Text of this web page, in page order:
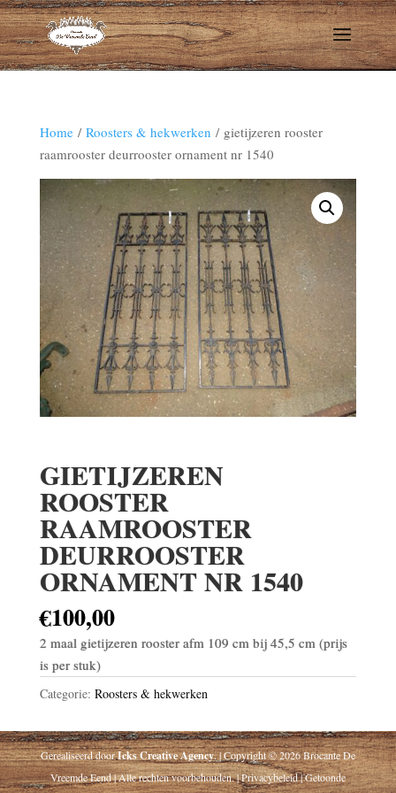
Home/ Roosters & hekwerken / gietijzeren rooster
raamrooster deurrooster ornament nr 1540
GIETIJZEREN
ROOSTER
RAAMROOSTER
DEURROOSTER
ORNAMENT NR 1540
€100,00
2 maal gietijzeren rooster afm 109 cm bij 45,5 cm (prijs
is per stuk)
Categorie: Roosters & hekwerken
Gerealiseerd doorIcks Creative Agency. | Copyright © 2026 Brocante De
Vreemde Eend | Alle rechten voorbehouden. | Privacybeleid | Getoonde